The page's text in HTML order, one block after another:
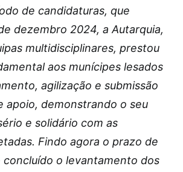
de candidaturas, que
dezembro 2024, a Autarquia,
multidisciplinares, prestou
aos munícipes lesados
agilização e submissão
apoio, demonstrando o seu
e solidário com as
Findo agora o prazo de
concluído o levantamento dos